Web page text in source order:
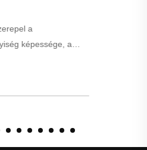
vezérelt szerszámok és gépek
megmunkálási módszer